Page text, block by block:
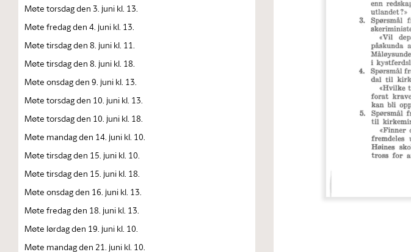
Møte torsdag den 3. juni kl. 13.
Møte fredag den 4. juni kl. 13.
Møte tirsdag den 8. juni kl. 11.
Møte tirsdag den 8. juni kl. 18.
Møte onsdag den 9. juni kl. 13.
Møte torsdag den 10. juni kl. 13.
Møte torsdag den 10. juni kl. 18.
Møte mandag den 14. juni kl. 10.
Møte tirsdag den 15. juni kl. 10.
Møte tirsdag den 15. juni kl. 18.
Møte onsdag den 16. juni kl. 13.
Møte fredag den 18. juni kl. 13.
Møte lørdag den 19. juni kl. 10.
Møte mandag den 21. juni kl. 10.